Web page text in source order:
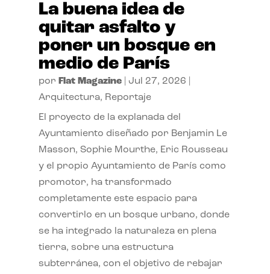
La buena idea de
quitar asfalto y
poner un bosque en
medio de París
por Flat Magazine| Jul 27, 2026
Arquitectura, Reportaje
El proyecto de la explanada del
Ayuntamiento diseñado por Benjamin Le
Masson, Sophie Mourthe, Eric Rousseau
y el propio Ayuntamiento de París como
promotor, ha transformado
completamente este espacio para
convertirlo en un bosque urbano, donde
se ha integrado la naturaleza en plena
tierra, sobre una estructura
subterránea, con el objetivo de rebajar